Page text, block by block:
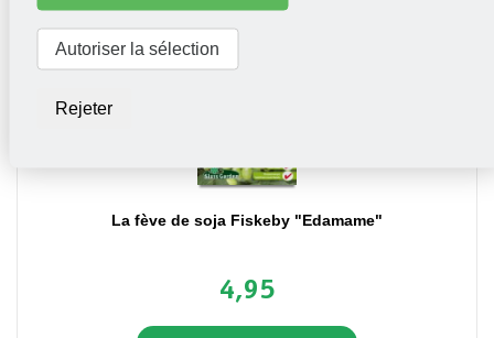
Autoriser la sélection
Rejeter
La fève de soja Fiskeby "Edamame"
4,95